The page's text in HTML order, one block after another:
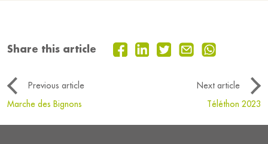
Share this article
Previous article
Next article
Marche des Bignons
Téléthon 2023